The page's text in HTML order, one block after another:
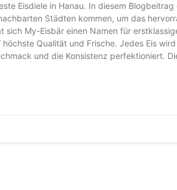
Eisdiele in Hanau. In diesem
Städten kommen, um das
My-Eisbär einen Namen für
Qualität und Frische. Jedes Eis
und die Konsistenz perfektioniert.